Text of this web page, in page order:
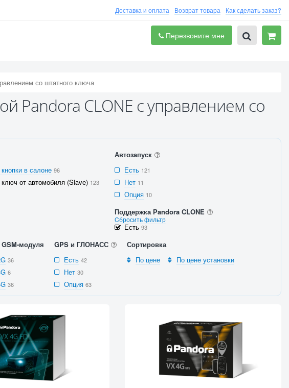
Доставка и оплата Возврат товара Как сделать заказ?
Перезвоните мне
со штатного ключа
Pandora CLONE с управлением со
в салоне 96
от автомобиля (Slave) 123
Автозапуск
Есть 121
Нет 11
Опция 10
Поддержка Pandora CLONE
Cбросить фильтр
Есть93
модуля
36
6
36
GPS и ГЛОНАСС
Есть 42
Нет 30
Опция 63
Сортировка
По цене
По цене установки